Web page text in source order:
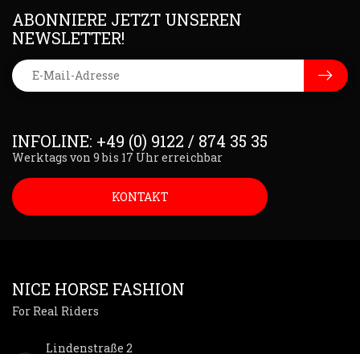
INFOLINE: +49 (0) 9122 / 874 35 35
Werktags von 9 bis 17 Uhr erreichbar
KONTAKT
ABONNIERE JETZT UNSEREN
NEWSLETTER!
NICE HORSE FASHION
For Real Riders
Lindenstraße 2